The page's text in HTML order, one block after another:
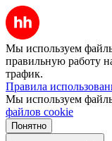
Мы используем
правильную работу
трафик.
Правила
Мы используем
файлов cookie
Понятно